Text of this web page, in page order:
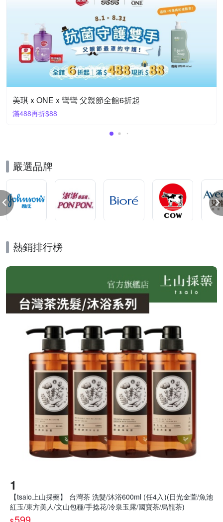
美琪 x ONE x 彎彎 父親節全館6折起
滿488再折$88
嚴選品牌
熱銷排行榜
【tsaio上山採藥】 台灣茶 洗髮/沐浴600ml (任4入)(日光金萱/魚池
紅玉/東方美人/文山包種/手捻花/冷泉玉露/國寶茶/烏龍茶)